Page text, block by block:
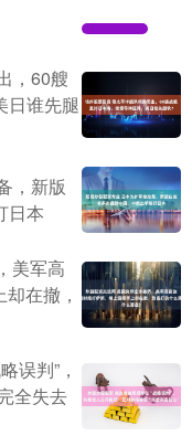
，60艘
日谁先腿
，新版
日本
美军高
在撤，
误判”，
全失去